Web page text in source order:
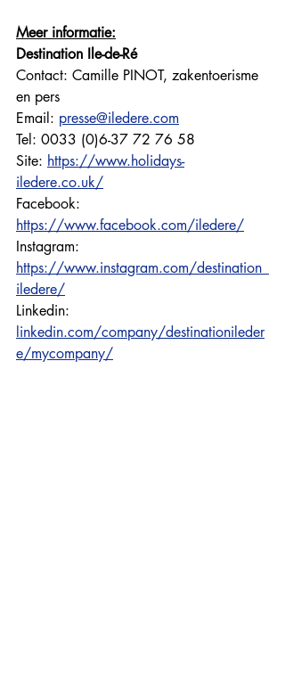
Meer informatie:
Destination Ile-de-Ré
Contact: Camille PINOT, zakentoerisme
en pers
Email: presse@iledere.com
Tel: 0033 (0)6-37 72 76 58
Site: https://www.holidays-
iledere.co.uk/
Facebook:
https://www.facebook.com/iledere/
Instagram:
https://www.instagram.com/destination_
iledere/
Linkedin:
linkedin.com/company/destinationileder
e/mycompany/